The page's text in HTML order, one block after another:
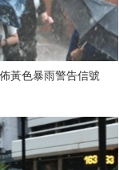
黃色暴雨警告信號